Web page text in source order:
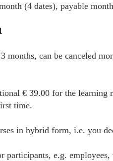
(4 dates), payable
months, can be canceled
€ 39.00 for the learning
time.
in hybrid form, i.e. you
participants, e.g.